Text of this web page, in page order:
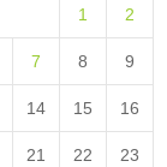
1 2
7 8 9
14 15 16
21 22 23